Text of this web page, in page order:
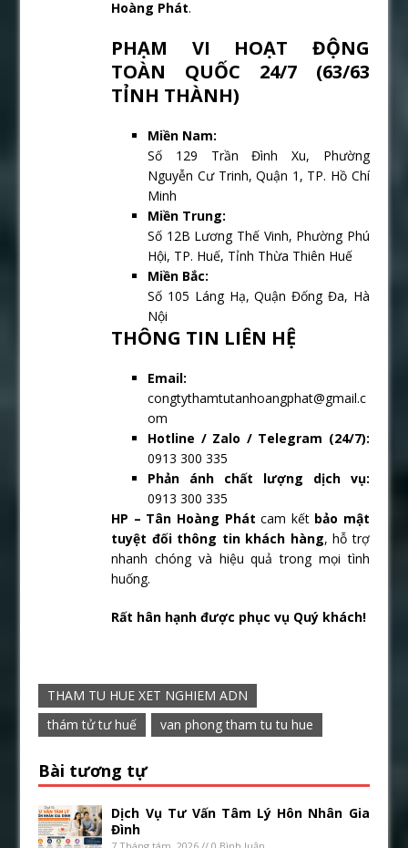
Hoàng Phát.
PHẠM VI HOẠT ĐỘNG
TOÀN QUỐC 24/7 (63/63
TỈNH THÀNH)
Miền Nam:
Số 129 Trần Đình Xu, Phường
Nguyễn Cư Trinh, Quận 1, TP. Hồ Chí
Minh
Miền Trung:
Số 12B Lương Thế Vinh, Phường Phú
Hội, TP. Huế, Tỉnh Thừa Thiên Huế
Miền Bắc:
Số 105 Láng Hạ, Quận Đống Đa, Hà
Nội
THÔNG TIN LIÊN HỆ
Email:
congtythamtutanhoangphat@gmail.c
om
Hotline / Zalo / Telegram (24/7):
0913 300 335
Phản ánh chất lượng dịch vụ:
0913 300 335
HP – Tân Hoàng Phát cam kết bảo mật
tuyệt đối thông tin khách hàng, hỗ trợ
nhanh chóng và hiệu quả trong mọi tình
huống.
Rất hân hạnh được phục vụ Quý khách!
THAM TU HUE XET NGHIEM ADN
thám tử tư huế
van phong tham tu tu hue
Bài tương tự
Dịch Vụ Tư Vấn Tâm Lý Hôn Nhân Gia
Đình